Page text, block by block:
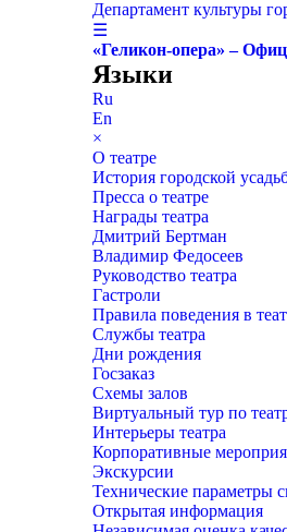
Департамент культуры
☰
«Геликон-опера» –
Языки
Ru
En
×
О театре
История городской
Пресса о театре
Награды театра
Дмитрий Бертман
Владимир Федосеев
Руководство театра
Гастроли
Правила поведения в
Службы театра
Дни рождения
Госзаказ
Схемы залов
Виртуальный тур по
Интерьеры театра
Корпоративные
Экскурсии
Технические параметры
Открытая информация